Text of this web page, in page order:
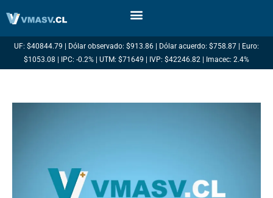
UF: $40844.79 | Dólar observado: $913.86 | Dólar acuerdo: $758.87 | Euro:
$1053.08 | IPC: -0.2% | UTM: $71649 | IVP: $42246.82 | Imacec: 2.4%